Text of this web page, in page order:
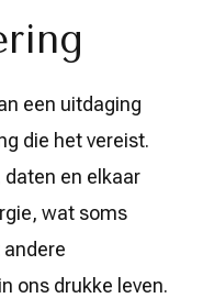
een uitdaging
die het vereist.
en elkaar
wat soms
ons drukke leven.